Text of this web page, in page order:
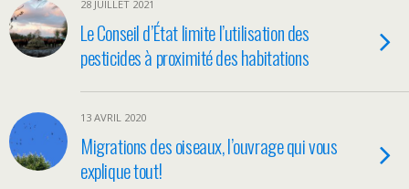
28 JUILLET 2021
Le Conseil d’État limite l’utilisation des
pesticides à proximité des habitations
13 AVRIL 2020
Migrations des oiseaux, l’ouvrage qui vous
explique tout!